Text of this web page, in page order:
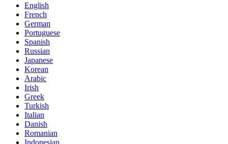
English
French
German
Portuguese
Spanish
Russian
Japanese
Korean
Arabic
Irish
Greek
Turkish
Italian
Danish
Romanian
Indonesian